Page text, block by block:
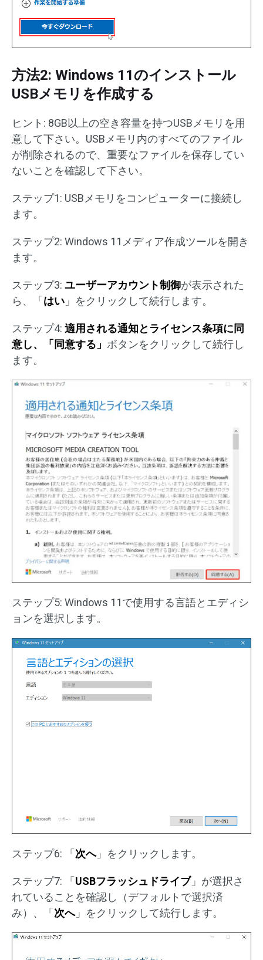
方法2: Windows 11のインストール
USBメモリを作成する
ヒント: 8GB以上の空き容量を持つUSBメモリを用
意して下さい。USBメモリ内のすべてのファイル
が削除されるので、重要なファイルを保存してい
ないことを確認して下さい。
ステップ1: USBメモリをコンピューターに接続し
ます。
ステップ2: Windows 11メディア作成ツールを開き
ます。
ステップ3: ユーザーアカウント制御が表示された
ら、「はい 」をクリックして続行します。
ステップ4: 適用される通知とライセンス条項に同
意し、「同意する」 ボタンをクリックして続行し
ます。
ステップ5: Windows 11で使用する言語とエディシ
ョンを選択します。
ステップ6: 「次へ」をクリックします。
ステップ7: 「USBフラッシュドライブ」が選択さ
れていることを確認し（デフォルトで選択済
み）、「次へ」をクリックして続行します。